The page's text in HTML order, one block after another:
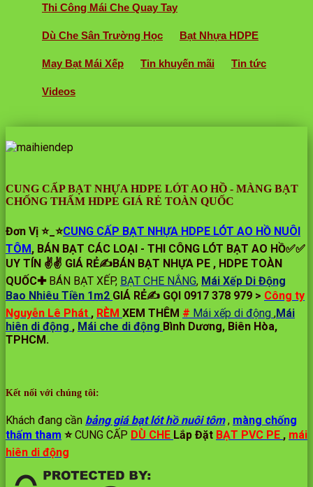
Thi Công Mái Che Quay Tay
Dù Che Sân Trường Học Bạt Nhựa HDPE
May Bạt Mái Xếp Tin khuyến mãi Tin tức
Videos
CUNG CẤP BẠT NHỰA HDPE LÓT AO HỒ - MÀNG BẠT
CHỐNG THẤM HDPE GIÁ RẺ TOÀN QUỐC
Đơn Vị ⭐️_⭐CUNG CẤP BẠT NHỰA HDPE LÓT AO HỒ NUÔI
TÔM, BÁN BẠT CÁC LOẠI - THI CÔNG LÓT BẠT AO HỒ✅✅
UY TÍN ✌✌ GIÁ RẺ✍BÁN BẠT NHỰA PE , HDPE TOÀN
QUỐC✚BÁN BẠT XẾP, BẠT CHE NẮNG, Mái Xếp Di Động
Bao Nhiêu Tiền 1m2 GIÁ RẺ✍ GỌI 0917 378 979 > Công ty
Nguyễn Lê Phát , RÈM XEM THÊM # Mái xếp di động ,Mái
hiên di động , Mái che di động Bình Dương, Biên Hòa,
TPHCM.
Kết nối với chúng tôi:
Khách đang cần bảng giá bạt lót hồ nuôi tôm, màng chống
thấm tham ⭐️CUNG CẤP DÙ CHE Lắp Đặt BẠT PVC PE , mái
hiên di động